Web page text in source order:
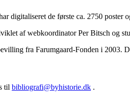
digitaliseret de første ca. 2750
af webkoordinator Per Bitsch og
fra Farumgaard-Fonden i 2003.
til bibliografi@byhistorie.dk .